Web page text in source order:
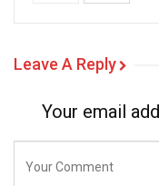
Leave A Reply
Your email